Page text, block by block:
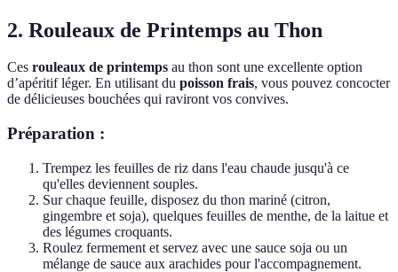
2. Rouleaux de Printemps au Thon
Ces rouleaux de printemps au thon sont une excellente option
d’apéritif léger. En utilisant du poisson frais, vous pouvez concocter
de délicieuses bouchées qui raviront vos convives.
Préparation :
Trempez les feuilles de riz dans l'eau chaude jusqu'à ce
qu'elles deviennent souples.
Sur chaque feuille, disposez du thon mariné (citron,
gingembre et soja), quelques feuilles de menthe, de la laitue et
des légumes croquants.
Roulez fermement et servez avec une sauce soja ou un
mélange de sauce aux arachides pour l'accompagnement.